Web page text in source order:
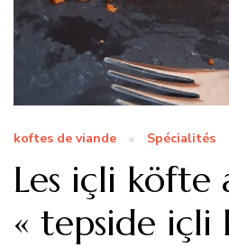
koftes de viande Spécialités
Les içli köfte
« tepside içli